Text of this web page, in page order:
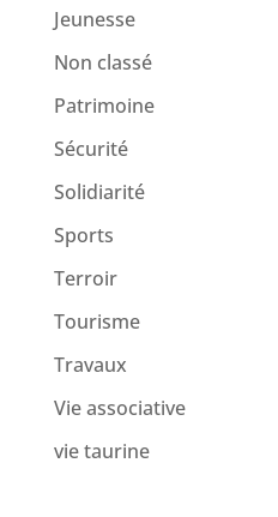
Jeunesse
Non classé
Patrimoine
Sécurité
Solidiarité
Sports
Terroir
Tourisme
Travaux
Vie associative
vie taurine